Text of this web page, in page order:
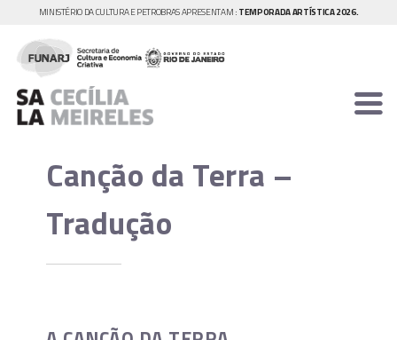
MINISTÉRIO DA CULTURA E PETROBRAS APRESENTAM : TEMPORADA ARTÍSTICA 2026.
Canção da Terra –
Tradução